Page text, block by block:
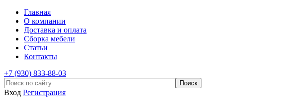
Главная
О компании
Доставка и оплата
Сборка мебели
Статьи
Контакты
+7 (930) 833-88-03
Вход Регистрация